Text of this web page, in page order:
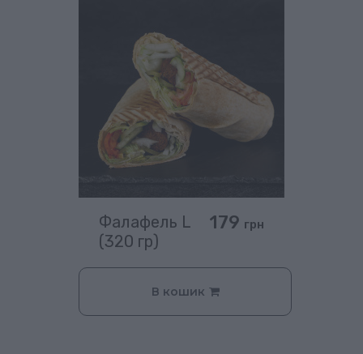
Фалафель L
(320 гр)
179 грн
В кошик